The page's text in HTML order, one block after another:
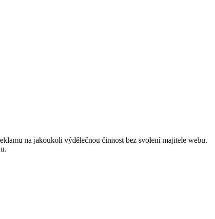
na jakoukoli výdělečnou činnost bez svolení majitele webu.